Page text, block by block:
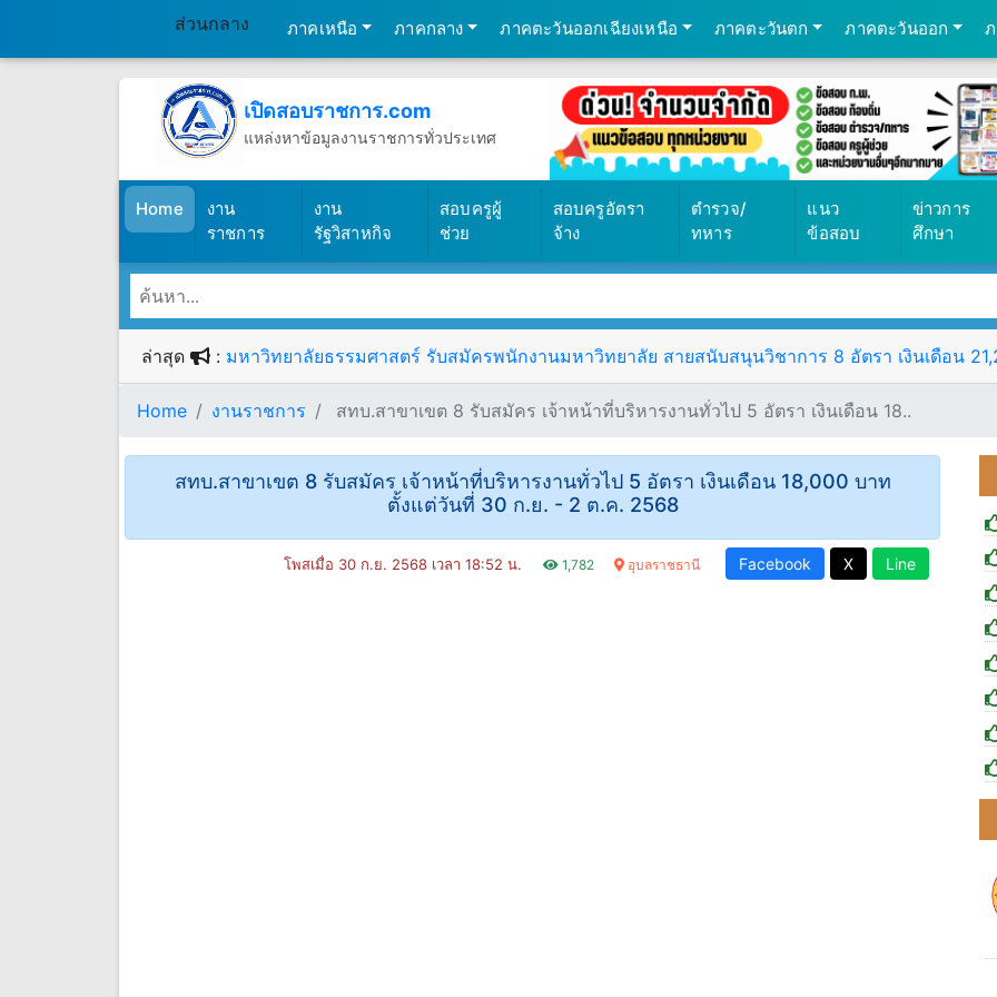
ส่วนกลาง ภาคเหนือ ภาคกลาง ภาคตะวันออกเฉียงเหนือ ภาคตะวันตก ภาคตะวันออก
เปิดสอบราชการ.com
แหล่งหาข้อมูลงานราชการทั่วประเทศ
Home(เปิดสอบราชการ)
งาน
ราชการ
งาน
รัฐวิสาหกิจ
สอบครูผู้
ช่วย
สอบครูอัตรา
จ้าง
ตำรวจ/
ทหาร
แนว
ข้อสอบ
ข่าวการ
ศึกษา
ล่าสุด : มหาวิทยาลัยธรรมศาสตร์ รับสมัครพนักงานมหาวิทยาลัย สายสนับสนุนวิชาการ 8 อัตรา เงินเดือน
Home งานราชการ สทบ.สาขาเขต 8 รับสมัคร เจ้าหน้าที่บริหารงานทั่วไป 5 อัตรา เงินเดือน 18..
สทบ.สาขาเขต 8 รับสมัคร เจ้าหน้าที่บริหารงานทั่วไป 5 อัตรา เงินเดือน 18,000 บาท
ตั้งแต่วันที่ 30 ก.ย. - 2 ต.ค. 2568
โพสเมื่อ 30 ก.ย. 2568 เวลา 18:52 น. 1,782 อุบลราชธานี Facebook X Line